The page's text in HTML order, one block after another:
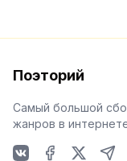
Поэторий
Самый большой
жанров в